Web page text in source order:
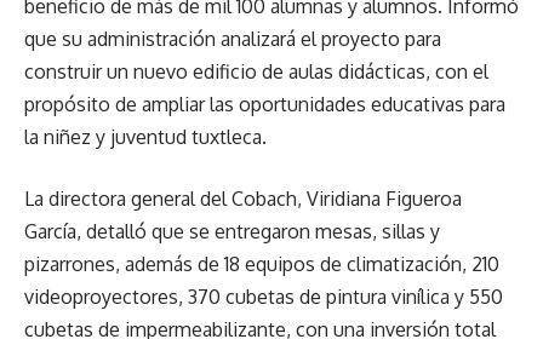
beneficio de más de mil 100 alumnas y alumnos. Informó
que su administración analizará el proyecto para
construir un nuevo edificio de aulas didácticas, con el
propósito de ampliar las oportunidades educativas para
la niñez y juventud tuxtleca.
La directora general del Cobach, Viridiana Figueroa
García, detalló que se entregaron mesas, sillas y
pizarrones, además de 18 equipos de climatización, 210
videoproyectores, 370 cubetas de pintura vinílica y 550
cubetas de impermeabilizante, con una inversión total